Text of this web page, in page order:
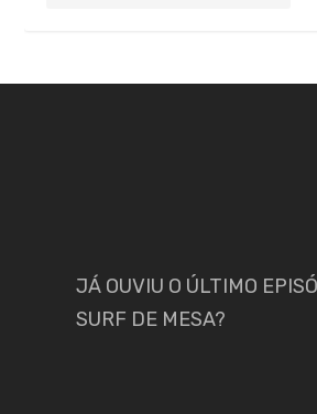
JÁ OUVIU O ÚLTIMO
SURF DE MESA?